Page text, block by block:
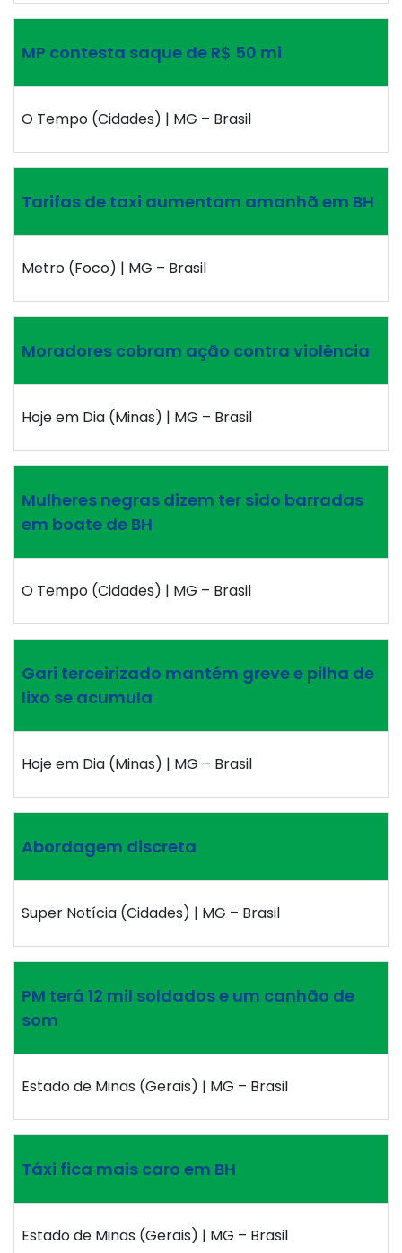
MP contesta saque de R$ 50 mi
O Tempo (Cidades) | MG – Brasil
Tarifas de taxi aumentam amanhã em BH
Metro (Foco) | MG – Brasil
Moradores cobram ação contra violência
Hoje em Dia (Minas) | MG – Brasil
Mulheres negras dizem ter sido barradas
em boate de BH
O Tempo (Cidades) | MG – Brasil
Gari terceirizado mantém greve e pilha de
lixo se acumula
Hoje em Dia (Minas) | MG – Brasil
Abordagem discreta
Super Notícia (Cidades) | MG – Brasil
PM terá 12 mil soldados e um canhão de
som
Estado de Minas (Gerais) | MG – Brasil
Táxi fica mais caro em BH
Estado de Minas (Gerais) | MG – Brasil